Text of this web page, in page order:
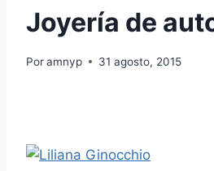
Joyería de
Poramnyp 31 agosto, 2015